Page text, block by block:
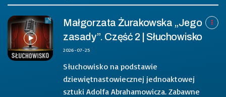
Małgorzata Żurakowska „Jego
zasady”. Część 2 | Słuchowisko
2026-07-25
Słuchowisko na podstawie
dziewiętnastowiecznej jednoaktowej
sztuki Adolfa Abrahamowicza. Zabawne